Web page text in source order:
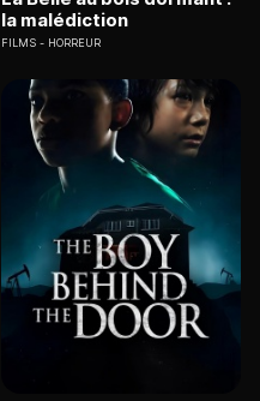
la malédiction
FILMS HORREUR